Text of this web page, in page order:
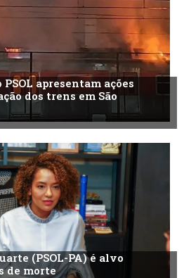
apresentam ações
dos trens em São
(PSOL-PA) é alvo
de morte